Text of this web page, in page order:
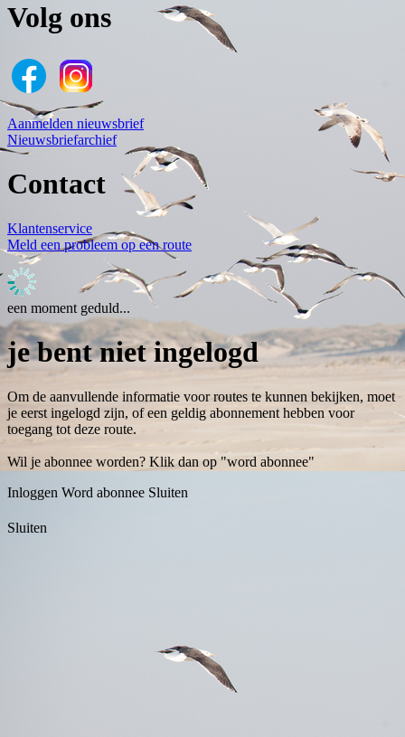
Volg ons
Aanmelden nieuwsbrief
Nieuwsbriefarchief
Contact
Klantenservice
Meld een probleem op een route
een moment geduld...
je bent niet ingelogd
Om de aanvullende informatie voor routes te kunnen bekijken, moet
je eerst ingelogd zijn, of een geldig abonnement hebben voor
toegang tot deze route.
Wil je abonnee worden? Klik dan op "word abonnee"
Inloggen Word abonnee Sluiten
Sluiten